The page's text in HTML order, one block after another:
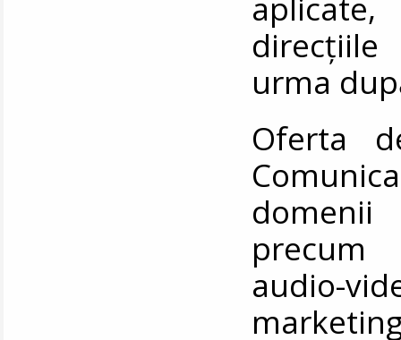
urma
Oferta
precum
audio-